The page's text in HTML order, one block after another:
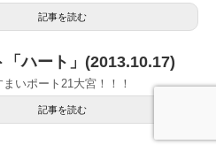
記事を読む
「ハート」(2013.10.17)
いポート21大宮！！！
記事を読む